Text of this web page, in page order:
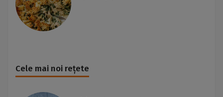
Cele mai noi rețete